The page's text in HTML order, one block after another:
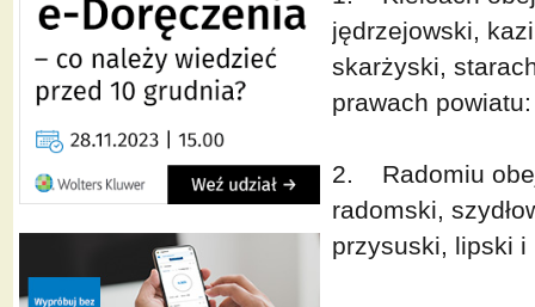
jędrzejowski,
skarżyski,
prawach
2. Radomiu
radomski,
przysuski, lipski i